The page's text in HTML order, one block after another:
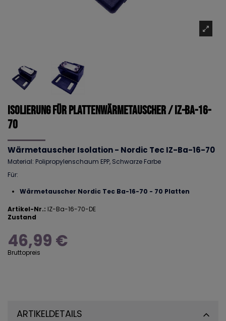
Isolierung für Plattenwärmetauscher / IZ-BA-16-
70
Wärmetauscher Isolation - Nordic Tec IZ-Ba-16-70
Material: Polipropylenschaum EPP, Schwarze Farbe
Für:
Wärmetauscher Nordic Tec Ba-16-70 - 70 Platten
Artikel-Nr.: IZ-Ba-16-70-DE
Zustand
46,99 €
Bruttopreis
ARTIKELDETAILS